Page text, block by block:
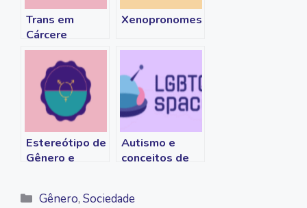
k
k
p
m
Trans em
Cárcere
Xenopronomes
Estereótipo de
Gênero e
Autismo e
conceitos de
Categorias
Gênero,Sociedade